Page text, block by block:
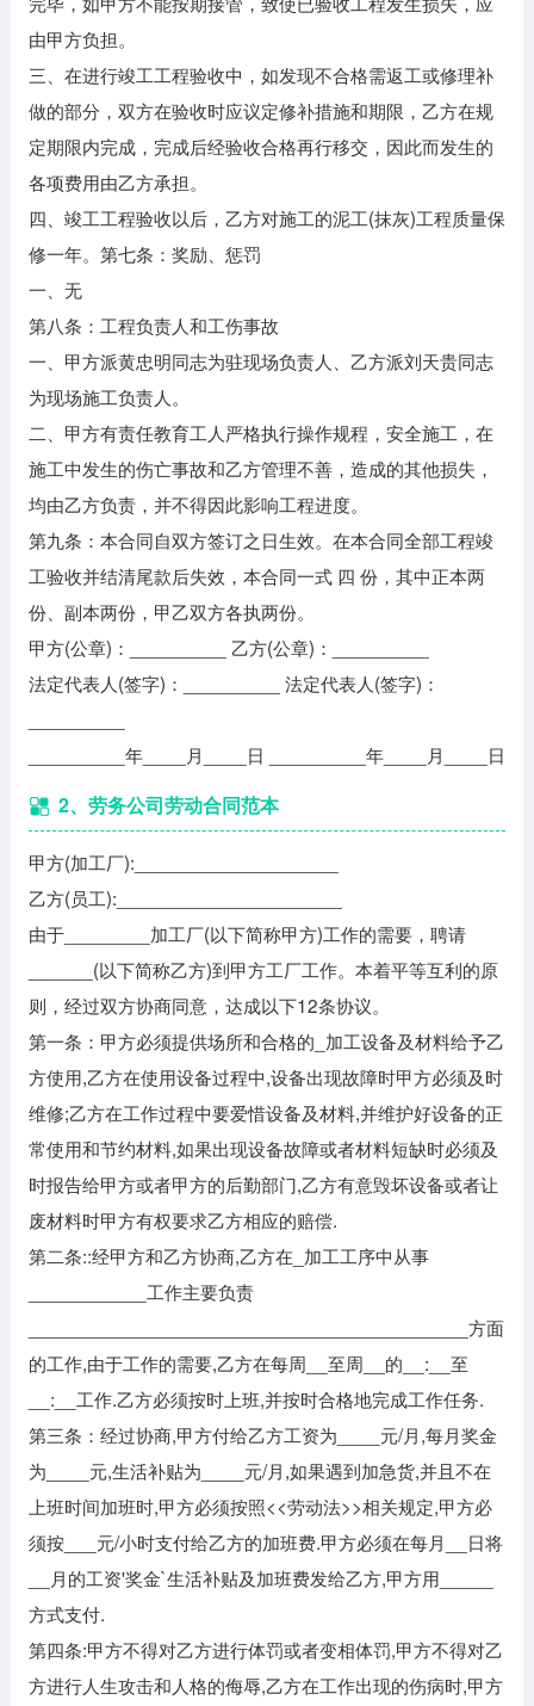
由甲方负担。
三、在进行竣工工程验收中，如发现不合格需返工或修理补
做的部分，双方在验收时应议定修补措施和期限，乙方在规
定期限内完成，完成后经验收合格再行移交，因此而发生的
各项费用由乙方承担。
四、竣工工程验收以后，乙方对施工的泥工(抹灰)工程质量保
修一年。第七条：奖励、惩罚
一、无
第八条：工程负责人和工伤事故
一、甲方派黄忠明同志为驻现场负责人、乙方派刘天贵同志
为现场施工负责人。
二、甲方有责任教育工人严格执行操作规程，安全施工，在
施工中发生的伤亡事故和乙方管理不善，造成的其他损失，
均由乙方负责，并不得因此影响工程进度。
第九条：本合同自双方签订之日生效。在本合同全部工程竣
工验收并结清尾款后失效，本合同一式 四 份，其中正本两
份、副本两份，甲乙双方各执两份。
甲方(公章)：_________ 乙方(公章)：_________
法定代表人(签字)：_________ 法定代表人(签字)：
_________年____月____日 _________年____月____日
2、劳务公司劳动合同范本
甲方(加工厂):___________________
乙方(员工):_____________________
由于________加工厂(以下简称甲方)工作的需要，聘请
______(以下简称乙方)到甲方工厂工作。本着平等互利的原
则，经过双方协商同意，达成以下12条协议。
第一条：甲方必须提供场所和合格的_加工设备及材料给予乙
方使用,乙方在使用设备过程中,设备出现故障时甲方必须及时
维修;乙方在工作过程中要爱惜设备及材料,并维护好设备的正
常使用和节约材料,如果出现设备故障或者材料短缺时必须及
时报告给甲方或者甲方的后勤部门,乙方有意毁坏设备或者让
废材料时甲方有权要求乙方相应的赔偿.
第二条::经甲方和乙方协商,乙方在_加工工序中从事
___________工作主要负责
_________________________________________方面
的工作,由于工作的需要,乙方在每周__至周__的__:__至
__:__工作.乙方必须按时上班,并按时合格地完成工作任务.
第三条：经过协商,甲方付给乙方工资为____元/月,每月奖金
为____元,生活补贴为____元/月,如果遇到加急货,并且不在
上班时间加班时,甲方必须按照<<劳动法>>相关规定,甲方必
须按___元/小时支付给乙方的加班费.甲方必须在每月__日将
__月的工资'奖金`生活补贴及加班费发给乙方,甲方用_____
方式支付.
第四条:甲方不得对乙方进行体罚或者变相体罚,甲方不得对乙
方进行人生攻击和人格的侮辱,乙方在工作出现的伤病时,甲方